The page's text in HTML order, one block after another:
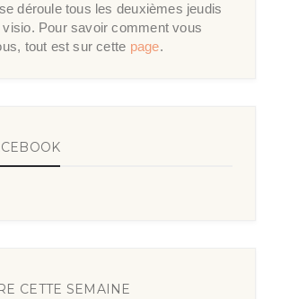
déroule tous les deuxièmes jeudis
Pour savoir comment vous
tout est sur cette page.
CETTE SEMAINE